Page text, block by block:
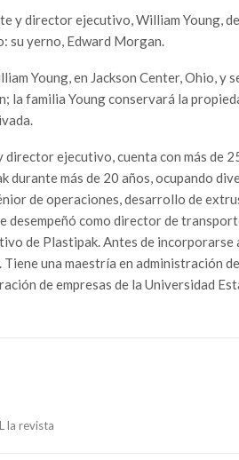
y director ejecutivo, William Young,
su yerno, Edward Morgan.
Young, en Jackson Center, Ohio, y
la familia Young conservará la
ejecutivo, cuenta con más de
durante más de 20 años, ocupando
de operaciones, desarrollo de
desempeñó como director de
de Plastipak. Antes de incorporarse
una maestría en administración
de empresas de la Universidad
la revista